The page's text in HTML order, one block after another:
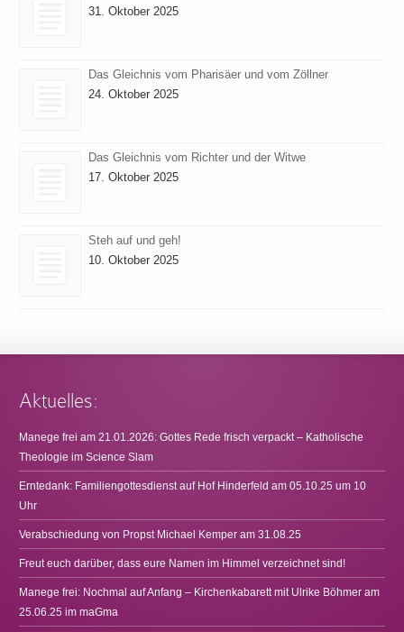
31. Oktober 2025
Das Gleichnis vom Pharisäer und vom Zöllner
24. Oktober 2025
Das Gleichnis vom Richter und der Witwe
17. Oktober 2025
Steh auf und geh!
10. Oktober 2025
Aktuelles:
Manege frei am 21.01.2026: Gottes Rede frisch verpackt – Katholische
Theologie im Science Slam
Erntedank: Familiengottesdienst auf Hof Hinderfeld am 05.10.25 um 10
Uhr
Verabschiedung von Propst Michael Kemper am 31.08.25
Freut euch darüber, dass eure Namen im Himmel verzeichnet sind!
Manege frei: Nochmal auf Anfang – Kirchenkabarett mit Ulrike Böhmer am
25.06.25 im maGma